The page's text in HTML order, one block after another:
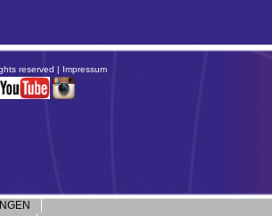
reserved | Impressum